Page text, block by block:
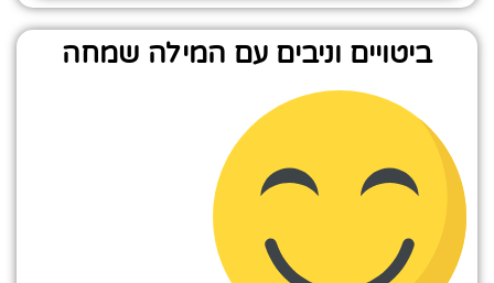
ביטויים וניבים עם המילה שמחה